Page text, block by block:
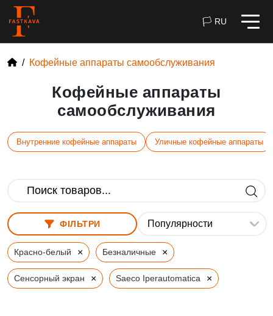
🏳 RU
Кофейные аппараты самообслуживания
Кофейные аппараты
самообслуживания
Внутренние кофейные аппараты Уличные кофейные аппараты
ФІЛЬТРИ
Красно-белый × Безналичные ×
Сенсорный экран × Saeco Iperautomatica ×